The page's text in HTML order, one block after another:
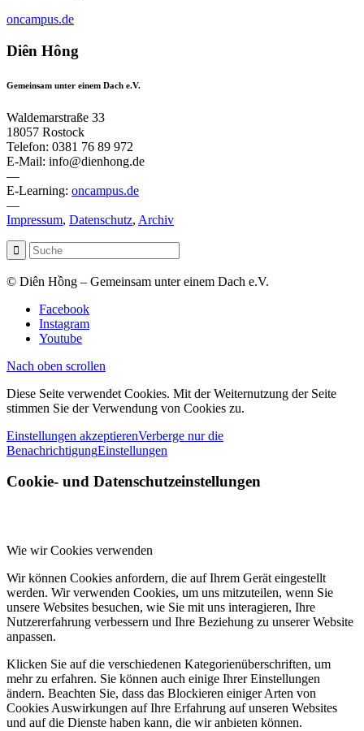
oncampus.de
Diên Hông
Gemeinsam unter einem Dach e.V.
Waldemarstraße 33
18057 Rostock
Telefon: 0381 76 89 972
E-Mail: info@dienhong.de
—
E-Learning: oncampus.de
—
Impressum, Datenschutz, Archiv
© Diên Hồng – Gemeinsam unter einem Dach e.V.
Facebook
Instagram
Youtube
Nach oben scrollen
Diese Seite verwendet Cookies. Mit der Weiternutzung der Seite
stimmen Sie der Verwendung von Cookies zu.
Einstellungen akzeptierenVerberge nur die
BenachrichtigungEinstellungen
Cookie- und Datenschutzeinstellungen
Wie wir Cookies verwenden
Wir können Cookies anfordern, die auf Ihrem Gerät eingestellt
werden. Wir verwenden Cookies, um uns mitzuteilen, wenn Sie
unsere Websites besuchen, wie Sie mit uns interagieren, Ihre
Nutzererfahrung verbessern und Ihre Beziehung zu unserer Website
anpassen.
Klicken Sie auf die verschiedenen Kategorienüberschriften, um
mehr zu erfahren. Sie können auch einige Ihrer Einstellungen
ändern. Beachten Sie, dass das Blockieren einiger Arten von
Cookies Auswirkungen auf Ihre Erfahrung auf unseren Websites
und auf die Dienste haben kann, die wir anbieten können.